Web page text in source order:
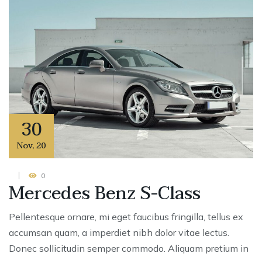
30
Nov,20
0
Mercedes Benz S-Class
Pellentesque ornare, mi eget faucibus fringilla, tellus ex
accumsan quam, a imperdiet nibh dolor vitae lectus.
Donec sollicitudin semper commodo. Aliquam pretium in